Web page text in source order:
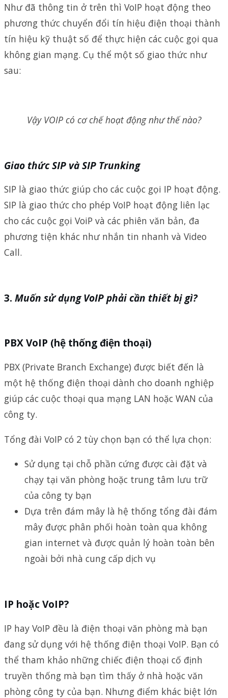
Như đã thông tin ở trên thì VoIP hoạt động theo
phương thức chuyển đổi tín hiệu điện thoại thành
tín hiệu kỹ thuật số để thực hiện các cuộc gọi qua
không gian mạng. Cụ thể một số giao thức như
sau:
Vậy VOIP có cơ chế hoạt động như thế nào?
Giao thức SIP và SIP Trunking
SIP là giao thức giúp cho các cuộc gọi IP hoạt động.
SIP là giao thức cho phép VoIP hoạt động liên lạc
cho các cuộc gọi VoiP và các phiên văn bản, đa
phương tiện khác như nhắn tin nhanh và Video
Call.
Muốn sử dụng VoIP phải cần thiết bị gì?
PBX VoIP (hệ thống điện thoại)
PBX (Private Branch Exchange) được biết đến là
một hệ thống điện thoại dành cho doanh nghiệp
giúp các cuộc thoại qua mạng LAN hoặc WAN của
công ty.
Tổng đài VoIP có 2 tùy chọn bạn có thể lựa chọn:
Sử dụng tại chỗ phần cứng được cài đặt và
chạy tại văn phòng hoặc trung tâm lưu trữ
của công ty bạn
Dựa trên đám mây là hệ thống tổng đài đám
mây được phân phối hoàn toàn qua không
gian internet và được quản lý hoàn toàn bên
ngoài bởi nhà cung cấp dịch vụ
IP hoặc VoIP?
IP hay VoIP đều là điện thoại văn phòng mà bạn
đang sử dụng với hệ thống điện thoại VoIP. Bạn có
thể tham khảo những chiếc điện thoại cố định
truyền thống mà bạn tìm thấy ở nhà hoặc văn
phòng công ty của bạn. Nhưng điểm khác biệt lớn